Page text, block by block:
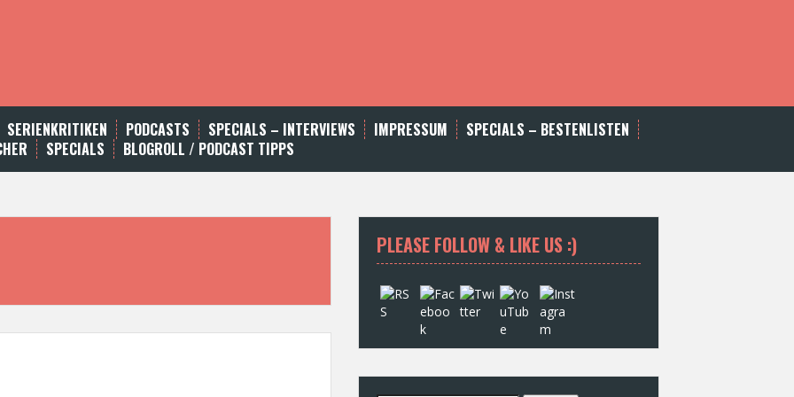
SERIENKRITIKEN PODCASTS SPECIALS – INTERVIEWS IMPRESSUM
SPECIALS – BESTENLISTEN
SPECIALS BLOGROLL / PODCAST TIPPS
PLEASE FOLLOW & LIKE US :)